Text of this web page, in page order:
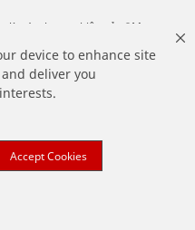
device to enhance site
deliver you
Accept Cookies
là các thương hiệu của 3M.